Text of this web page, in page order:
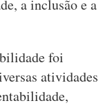
a inclusão e a
foi
atividades